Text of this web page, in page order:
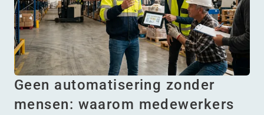
Geen automatisering zonder
mensen: waarom medewerkers